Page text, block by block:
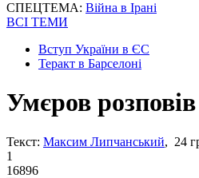
СПЕЦТЕМА: Війна в Ірані
ВСІ ТЕМИ
Вступ України в ЄС
Теракт в Барселоні
Умєров
Текст: Максим Липчанський, 24
1
16896